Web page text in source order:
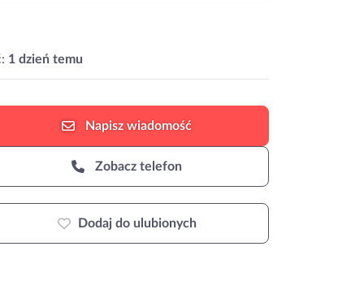
1 dzień temu
Napisz wiadomość
Zobacz telefon
Dodaj do ulubionych